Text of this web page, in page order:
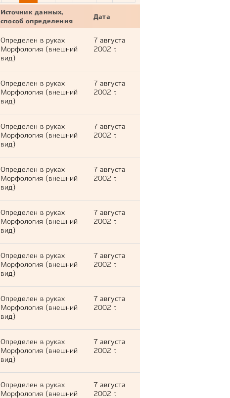
Источник данных,
способ определения
Дата
Определен в руках
Морфология (внешний
вид)
7 августа
2002 г.
Определен в руках
Морфология (внешний
вид)
7 августа
2002 г.
Определен в руках
Морфология (внешний
вид)
7 августа
2002 г.
Определен в руках
Морфология (внешний
вид)
7 августа
2002 г.
Определен в руках
Морфология (внешний
вид)
7 августа
2002 г.
Определен в руках
Морфология (внешний
вид)
7 августа
2002 г.
Определен в руках
Морфология (внешний
вид)
7 августа
2002 г.
Определен в руках
Морфология (внешний
вид)
7 августа
2002 г.
Определен в руках
Морфология (внешний
7 августа
2002 г.